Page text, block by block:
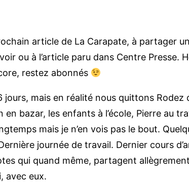
article de La Carapate, à partager
ou à l’article paru dans Centre Presse.
restez abonnés
mais en réalité nous quittons
bazar, les enfants à l’école, Pierre au
mais je n’en vois pas le bout.
journée de travail. Dernier cours
qui quand même, partagent
avec eux.